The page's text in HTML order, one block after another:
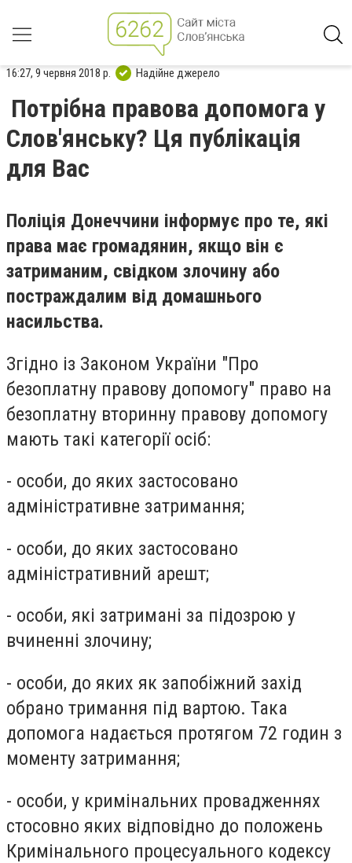
16:27, 9 червня 2018 р. Надійне джерело
Потрібна правова допомога у
Слов'янську? Ця публікація
для Вас
Поліція Донеччини інформує про те, які
права має громадянин, якщо він є
затриманим, свідком злочину або
постраждалим від домашнього
насильства.
Згідно із Законом України "Про
безоплатну правову допомогу" право на
безоплатну вторинну правову допомогу
мають такі категорії осіб:
- особи, до яких застосовано
адміністративне затримання;
- особи, до яких застосовано
адміністративний арешт;
- особи, які затримані за підозрою у
вчиненні злочину;
- особи, до яких як запобіжний захід
обрано тримання під вартою. Така
допомога надається протягом 72 годин з
моменту затримання;
- особи, у кримінальних провадженнях
стосовно яких відповідно до положень
Кримінального процесуального кодексу